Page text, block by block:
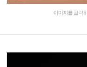
이미지를 클릭